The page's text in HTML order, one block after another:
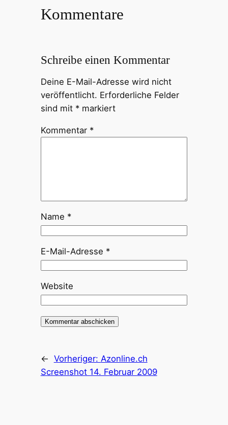
Kommentare
Schreibe einen Kommentar
Deine E-Mail-Adresse wird nicht
veröffentlicht. Erforderliche Felder
sind mit *markiert
Kommentar *
Name *
E-Mail-Adresse *
Website
← Vorheriger: Azonline.ch
Screenshot 14. Februar 2009